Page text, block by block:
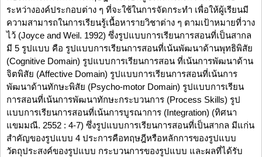
ระหว่างองค์ประกอบต่าง ๆ ที่จะใช้ในการจัดกระทำ เพื่อให้ผู้เรียนมี
ความสามารถในการเรียนรู้เนื้อหารายวิชาต่าง ๆ ตามเป้าหมายที่วาง
ไว้ (Joyce and Weil. 1992) ซึ่งรูปแบบการเรียนการสอนที่เป็นสากล
มี 5 รูปแบบ คือ รูปแบบการเรียนการสอนที่เน้นพัฒนาด้านพุทธิพิสัย
(Cognitive Domain) รูปแบบการเรียนการสอน ที่เน้นการพัฒนาด้าน
จิตพิสัย (Affective Domain) รูปแบบการเรียนการสอนที่เน้นการ
พัฒนาด้านทักษะพิสัย (Psycho-motor Domain) รูปแบบการเรียน
การสอนที่เน้นการพัฒนาทักษะกระบวนการ (Process Skills) รูป
แบบการเรียนการสอนที่เน้นการบูรณาการ (Integration) (ทิศนา
แขมมณี. 2552 : 4-7) ซึ่งรูปแบบการเรียนการสอนที่เป็นสากล มีแก่น
สำคัญของรูปแบบ 4 ประการคือทฤษฎีหรือหลักการของรูปแบบ
วัตถุประสงค์ของรูปแบบ กระบวนการของรูปแบบ และผลที่ได้รับ